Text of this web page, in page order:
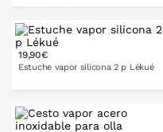
PONLO EN LA CESTA
19,90€
Estuche vapor silicona 2 p Lékué